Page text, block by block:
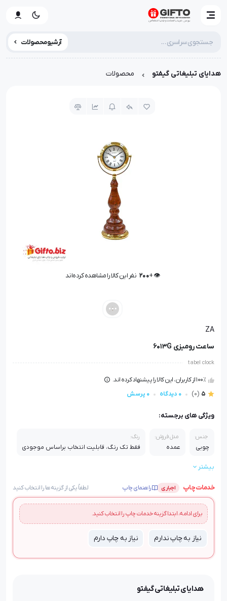
آرشیو محصولات
هدایای تبلیغاتی گیفتو محصولات
👁️ +
200 نفر این کالا را مشاهده کرده‌اند
ZA
ساعت رومیزی 6013G
tabel clock
100٪ از کاربران، این کالا را پیشنهاد کرده اند.
5
(0) 0 دیدگاه 0 پرسش
ویژگی های برجسته:
جنس:
چوبی
مدل فروش:
عمده
رنگ:
فقط تک رنگ، قابلیت انتخاب براساس موجودی
ضمانت:
بیشتر
خدمات چاپ اجباری راهنمای چاپ لطفاً یکی از گزینه‌ها را انتخاب کنید
برای ادامه، ابتدا گزینه خدمات چاپ را انتخاب کنید.
نیاز به چاپ ندارم نیاز به چاپ دارم
هدایای تبلیغاتی گیفتو